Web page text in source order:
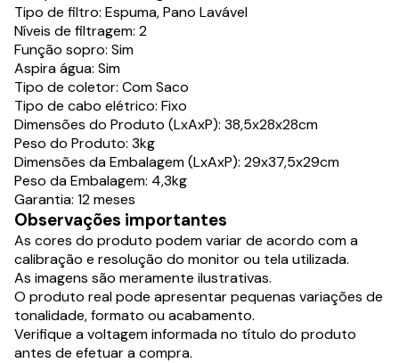
Tipo de filtro: Espuma, Pano Lavável
Níveis de filtragem: 2
Função sopro: Sim
Aspira água: Sim
Tipo de coletor: Com Saco
Tipo de cabo elétrico: Fixo
Dimensões do Produto (LxAxP): 38,5x28x28cm
Peso do Produto: 3kg
Dimensões da Embalagem (LxAxP): 29x37,5x29cm
Peso da Embalagem: 4,3kg
Garantia: 12 meses
Observações importantes
As cores do produto podem variar de acordo com a
calibração e resolução do monitor ou tela utilizada.
As imagens são meramente ilustrativas.
O produto real pode apresentar pequenas variações de
tonalidade, formato ou acabamento.
Verifique a voltagem informada no título do produto
antes de efetuar a compra.